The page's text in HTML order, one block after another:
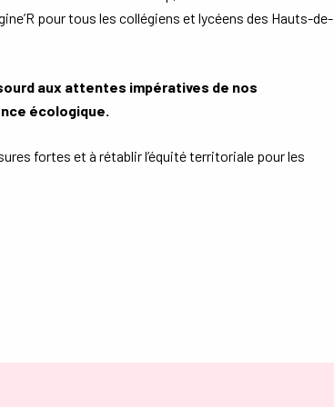
pour tous les collégiens et lycéens des Hauts-de-
aux attentes impératives de nos
écologique.
fortes et à rétablir l’équité territoriale pour les